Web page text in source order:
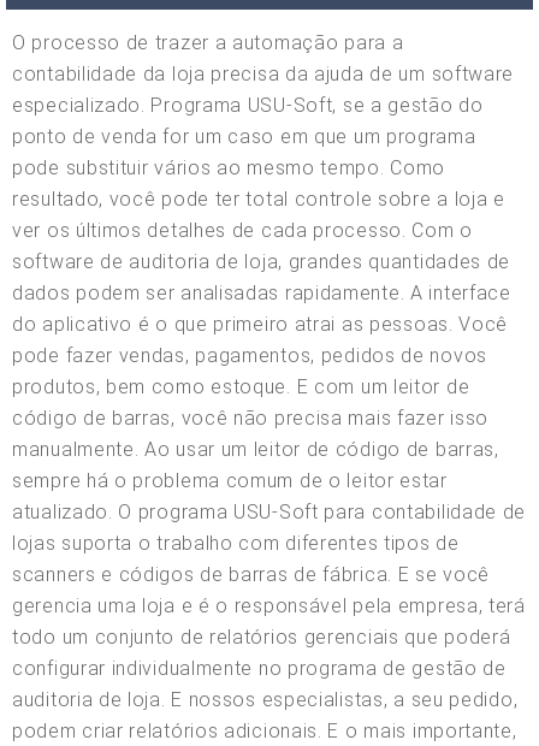
O processo de trazer a automação para a
contabilidade da loja precisa da ajuda de um software
especializado. Programa USU-Soft, se a gestão do
ponto de venda for um caso em que um programa
pode substituir vários ao mesmo tempo. Como
resultado, você pode ter total controle sobre a loja e
ver os últimos detalhes de cada processo. Com o
software de auditoria de loja, grandes quantidades de
dados podem ser analisadas rapidamente. A interface
do aplicativo é o que primeiro atrai as pessoas. Você
pode fazer vendas, pagamentos, pedidos de novos
produtos, bem como estoque. E com um leitor de
código de barras, você não precisa mais fazer isso
manualmente. Ao usar um leitor de código de barras,
sempre há o problema comum de o leitor estar
atualizado. O programa USU-Soft para contabilidade de
lojas suporta o trabalho com diferentes tipos de
scanners e códigos de barras de fábrica. E se você
gerencia uma loja e é o responsável pela empresa, terá
todo um conjunto de relatórios gerenciais que poderá
configurar individualmente no programa de gestão de
auditoria de loja. E nossos especialistas, a seu pedido,
podem criar relatórios adicionais. E o mais importante,